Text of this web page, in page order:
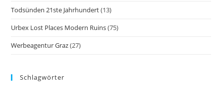
Todsünden 21ste Jahrhundert(13)
Urbex Lost Places Modern Ruins(75)
Werbeagentur Graz(27)
Schlagwörter